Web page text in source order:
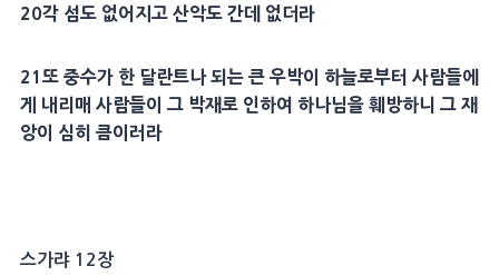
20각 섬도 없어지고 산악도 간데 없더라
21 또 중수가 한 달란트나 되는 큰 우박이 하늘로부터 사람들에
게 내리매 사람들이 그 박재로 인하여 하나님을 훼방하니 그 재
앙이 심히 큼이러라
스가랴 12장